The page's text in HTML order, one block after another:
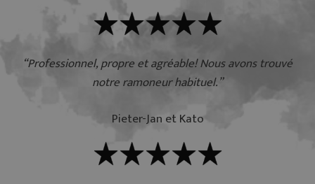
“Professionnel, propre et agréable! Nous avons trouvé
notre ramoneur habituel.”
Pieter-Jan et Kato